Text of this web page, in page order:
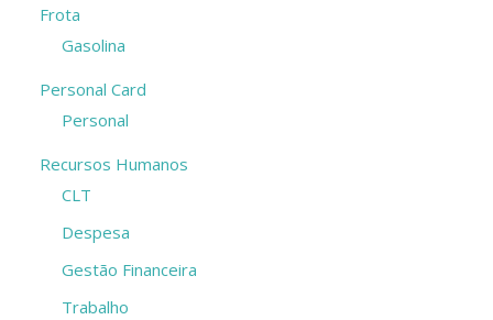
Frota
Gasolina
Personal Card
Personal
Recursos Humanos
CLT
Despesa
Gestão Financeira
Trabalho